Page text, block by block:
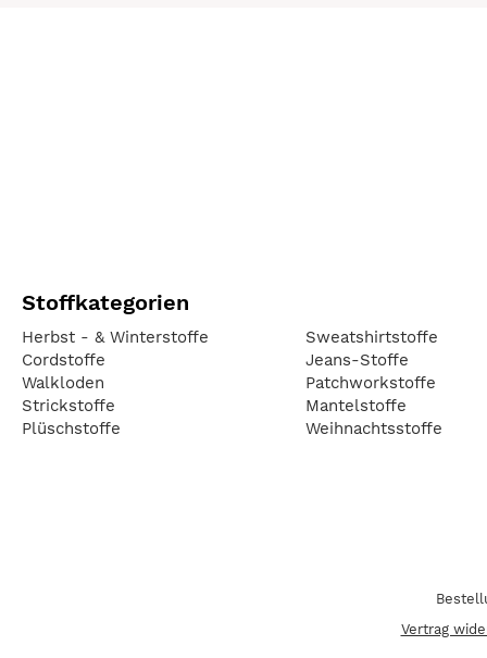
Stoffkategorien
Herbst - & Winterstoffe
Cordstoffe
Walkloden
Strickstoffe
Plüschstoffe
Sweatshirtstoffe
Jeans-Stoffe
Patchworkstoffe
Mantelstoffe
Weihnachtsstoffe
Vertrag